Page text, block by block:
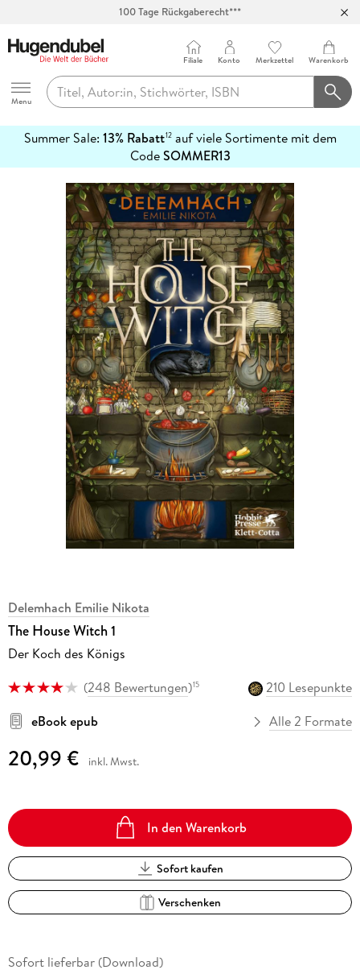
100 Tage Rückgaberecht***
Hugendubel
Menu
Filiale Konto Merkzettel Warenkorb
Summer Sale: 13% Rabatt12auf viele Sortimente mit dem
CodeSOMMER13
erfahren
Delemhach Emilie Nikota
The House Witch 1
Der Koch des Königs
(248 Bewertungen)15
210 Lesepunkte
eBook epub
Alle 2 Formate
20,99 € inkl. Mwst.
In den Warenkorb
Sofort kaufen
Verschenken
Sofort lieferbar (Download)